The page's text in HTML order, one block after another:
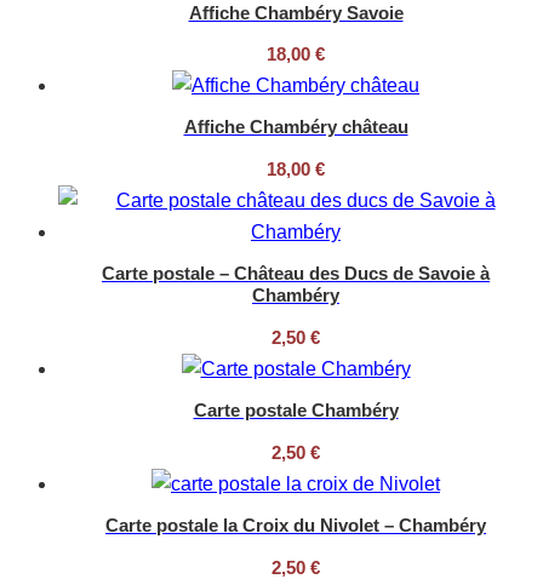
Affiche Chambéry Savoie
18,00 €
Affiche Chambéry château
18,00 €
Carte postale – Château des Ducs de Savoie à
Chambéry
2,50 €
Carte postale Chambéry
2,50 €
Carte postale la Croix du Nivolet – Chambéry
2,50 €